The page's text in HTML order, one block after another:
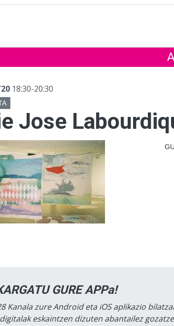
18:30-20:30
Jose
GURE APPa!
Kanala zure Android eta iOS aplikazio
eskaintzen dizuten abantailez